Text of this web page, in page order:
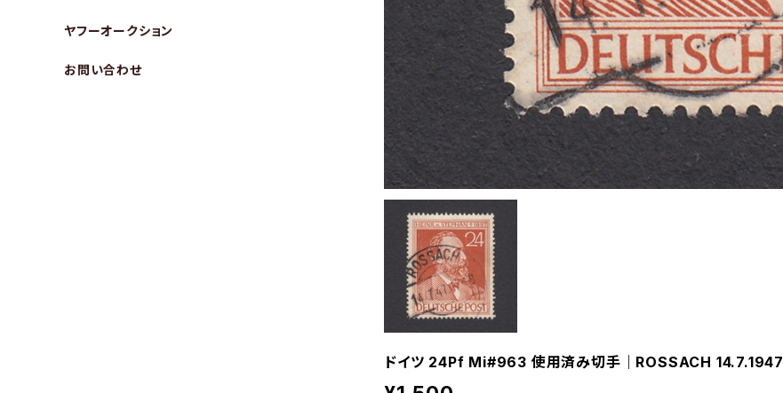
ドイツ 24Pf Mi#963 使用済み切手｜ROSSACH 14.7.1947
ヤフーオークション
お問い合わせ